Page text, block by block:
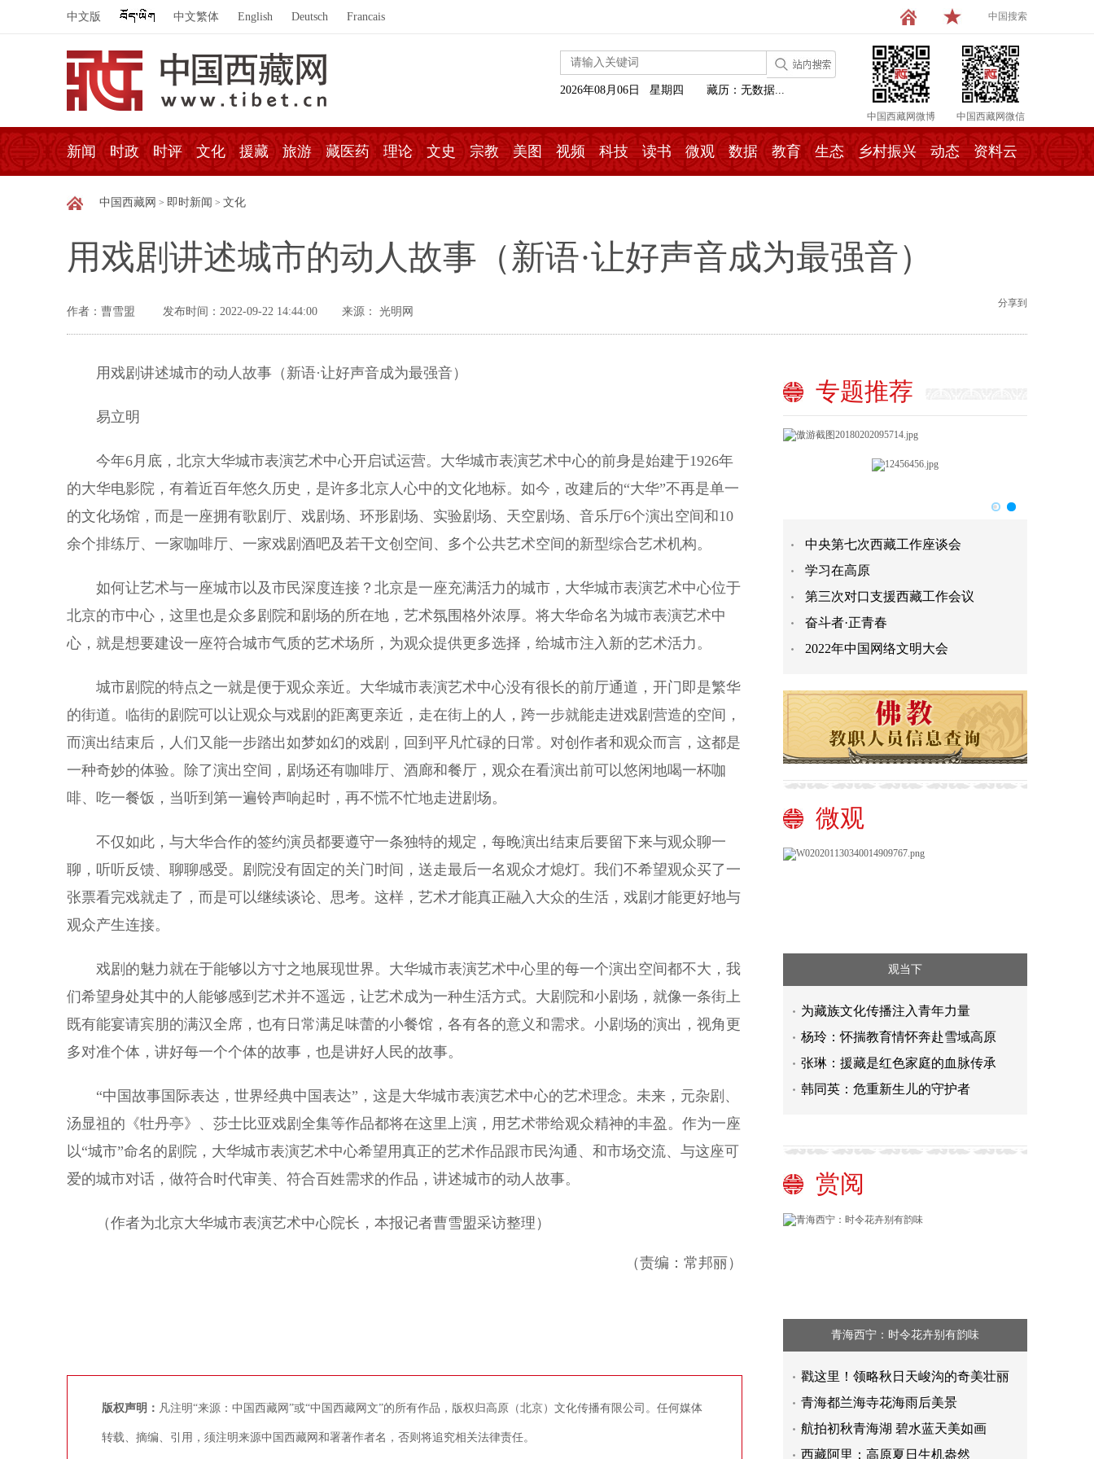
中文版 中文繁体 English Deutsch Francais 中国搜索
中国西藏网微博 中国西藏网微信
2026年08月06日 星期四 藏历：无数据...
新闻 时政 时评 文化 援藏 旅游 藏医药 理论 文史 宗教 美图 视频 科技 读书 微观 数据 教育 生态 乡村振兴 动态 资料云
中国西藏网 > 即时新闻 > 文化
用戏剧讲述城市的动人故事（新语·让好声音成为最强音）
作者：曹雪盟 发布时间：2022-09-22 14:44:00 来源： 光明网
分享到
用戏剧讲述城市的动人故事（新语·让好声音成为最强音）
易立明
今年6月底，北京大华城市表演艺术中心开启试运营。大华城市表演艺术中心的前身是始建于1926年
的大华电影院，有着近百年悠久历史，是许多北京人心中的文化地标。如今，改建后的“大华”不再是单一
的文化场馆，而是一座拥有歌剧厅、戏剧场、环形剧场、实验剧场、天空剧场、音乐厅6个演出空间和10
余个排练厅、一家咖啡厅、一家戏剧酒吧及若干文创空间、多个公共艺术空间的新型综合艺术机构。
如何让艺术与一座城市以及市民深度连接？北京是一座充满活力的城市，大华城市表演艺术中心位于
北京的市中心，这里也是众多剧院和剧场的所在地，艺术氛围格外浓厚。将大华命名为城市表演艺术中
心，就是想要建设一座符合城市气质的艺术场所，为观众提供更多选择，给城市注入新的艺术活力。
城市剧院的特点之一就是便于观众亲近。大华城市表演艺术中心没有很长的前厅通道，开门即是繁华
的街道。临街的剧院可以让观众与戏剧的距离更亲近，走在街上的人，跨一步就能走进戏剧营造的空间，
而演出结束后，人们又能一步踏出如梦如幻的戏剧，回到平凡忙碌的日常。对创作者和观众而言，这都是
一种奇妙的体验。除了演出空间，剧场还有咖啡厅、酒廊和餐厅，观众在看演出前可以悠闲地喝一杯咖
啡、吃一餐饭，当听到第一遍铃声响起时，再不慌不忙地走进剧场。
不仅如此，与大华合作的签约演员都要遵守一条独特的规定，每晚演出结束后要留下来与观众聊一
聊，听听反馈、聊聊感受。剧院没有固定的关门时间，送走最后一名观众才熄灯。我们不希望观众买了一
张票看完戏就走了，而是可以继续谈论、思考。这样，艺术才能真正融入大众的生活，戏剧才能更好地与
观众产生连接。
戏剧的魅力就在于能够以方寸之地展现世界。大华城市表演艺术中心里的每一个演出空间都不大，我
们希望身处其中的人能够感到艺术并不遥远，让艺术成为一种生活方式。大剧院和小剧场，就像一条街上
既有能宴请宾朋的满汉全席，也有日常满足味蕾的小餐馆，各有各的意义和需求。小剧场的演出，视角更
多对准个体，讲好每一个个体的故事，也是讲好人民的故事。
“中国故事国际表达，世界经典中国表达”，这是大华城市表演艺术中心的艺术理念。未来，元杂剧、
汤显祖的《牡丹亭》、莎士比亚戏剧全集等作品都将在这里上演，用艺术带给观众精神的丰盈。作为一座
以“城市”命名的剧院，大华城市表演艺术中心希望用真正的艺术作品跟市民沟通、和市场交流、与这座可
爱的城市对话，做符合时代审美、符合百姓需求的作品，讲述城市的动人故事。
（作者为北京大华城市表演艺术中心院长，本报记者曹雪盟采访整理）
（责编：常邦丽）
版权声明： 凡注明“来源：中国西藏网”或“中国西藏网文”的所有作品，版权归高原（北京）文化传播有限公司。任何媒体
转载、摘编、引用，须注明来源中国西藏网和署著作者名，否则将追究相关法律责任。
专题推荐
中央第七次西藏工作座谈会
学习在高原
第三次对口支援西藏工作会议
奋斗者·正青春
2022年中国网络文明大会
微观
观当下
为藏族文化传播注入青年力量
杨玲：怀揣教育情怀奔赴雪域高原
张琳：援藏是红色家庭的血脉传承
韩同英：危重新生儿的守护者
赏阅
青海西宁：时令花卉别有韵味
戳这里！领略秋日天峻沟的奇美壮丽
青海都兰海寺花海雨后美景
航拍初秋青海湖 碧水蓝天美如画
西藏阿里：高原夏日生机盎然